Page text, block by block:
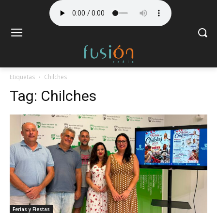
Etiquetas Chilches
Tag: Chilches
Ferias y Fiestas